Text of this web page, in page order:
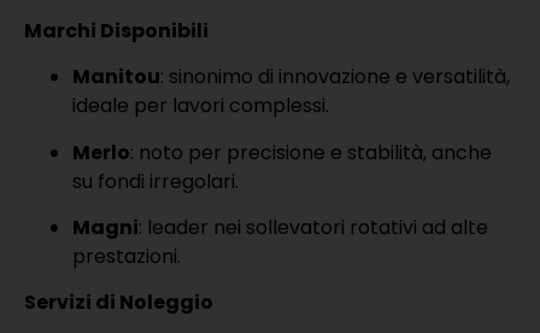
Marchi Disponibili
Manitou: sinonimo di innovazione e versatilità,
ideale per lavori complessi.
Merlo: noto per precisione e stabilità, anche
su fondi irregolari.
Magni: leader nei sollevatori rotativi ad alte
prestazioni.
Servizi di Noleggio